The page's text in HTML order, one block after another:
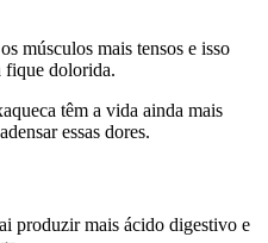
músculos mais tensos e isso
fique dolorida.
têm a vida ainda mais
essas dores.
produzir mais ácido digestivo e